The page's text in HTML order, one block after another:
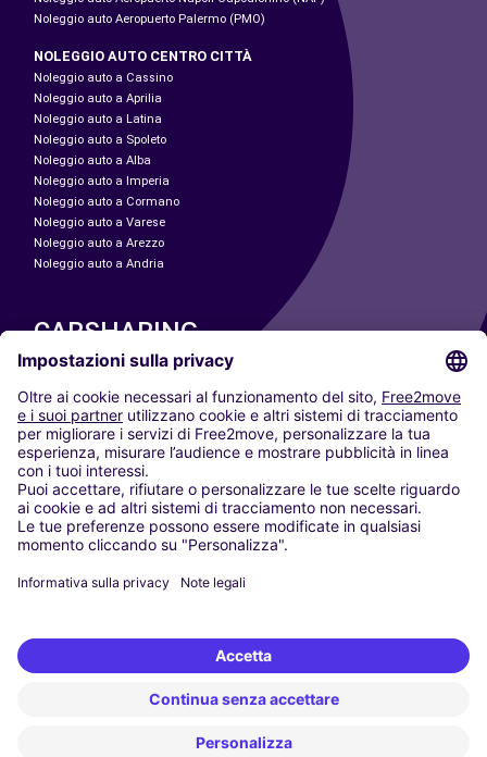
Noleggio auto Aeropuerto Palermo (PMO)
NOLEGGIO AUTO CENTRO CITTÀ
Noleggio auto a Cassino
Noleggio auto a Aprilia
Noleggio auto a Latina
Noleggio auto a Spoleto
Noleggio auto a Alba
Noleggio auto a Imperia
Noleggio auto a Cormano
Noleggio auto a Varese
Noleggio auto a Arezzo
Noleggio auto a Andria
CARSHARING
LE NOSTRE CITTÀ
Paris
Madrid
Washington DC
Milano
Roma
Torino
Vienna
Berlino
Düsseldorf